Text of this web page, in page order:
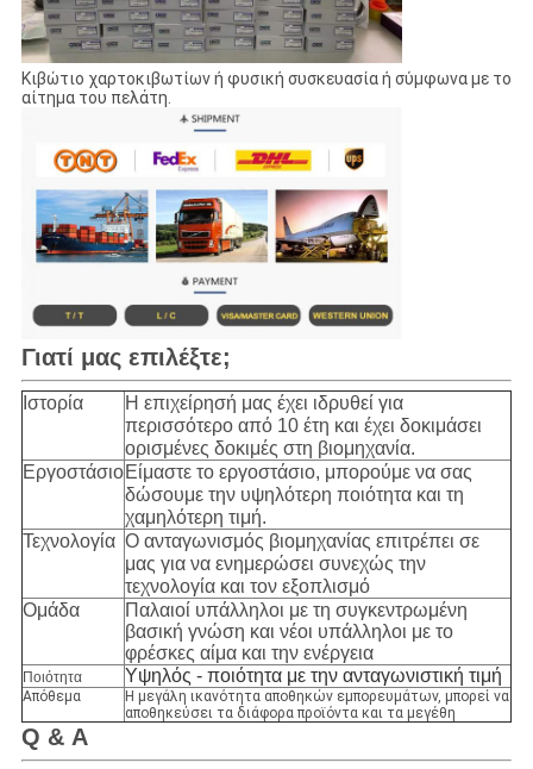
Κιβώτιο χαρτοκιβωτίων ή φυσική συσκευασία ή σύμφωνα με το
αίτημα του πελάτη.
Γιατί μας επιλέξτε;
Ιστορία
Η επιχείρησή μας έχει ιδρυθεί για
περισσότερο από 10 έτη και έχει δοκιμάσει
ορισμένες δοκιμές στη βιομηχανία.
ΕργοστάσιοΕίμαστε το εργοστάσιο, μπορούμε να σας
δώσουμε την υψηλότερη ποιότητα και τη
χαμηλότερη τιμή.
Τεχνολογία Ο ανταγωνισμός βιομηχανίας επιτρέπει σε
μας για να ενημερώσει συνεχώς την
τεχνολογία και τον εξοπλισμό
Ομάδα
Παλαιοί υπάλληλοι με τη συγκεντρωμένη
βασική γνώση και νέοι υπάλληλοι με το
φρέσκες αίμα και την ενέργεια
Ποιότητα Υψηλός - ποιότητα με την ανταγωνιστική τιμή
Απόθεμα
Η μεγάλη ικανότητα αποθηκών εμπορευμάτων, μπορεί να
αποθηκεύσει τα διάφορα προϊόντα και τα μεγέθη
Q & Α